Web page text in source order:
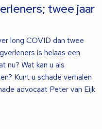
twee jaar
long COVID dan twee
is helaas een
nu? Wat kan u als
Kunt u schade verhalen
advocaat Peter van Eijk